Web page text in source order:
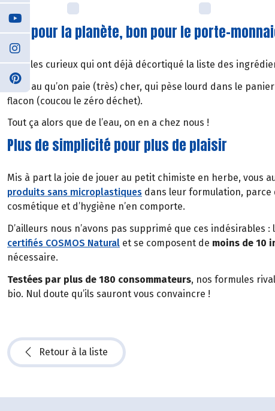
Bon pour la planète, bon pour le porte-
Pour les curieux qui ont déjà décortiqué la liste des
De l’eau qu’on paie (très) cher, qui pèse lourd dans le
flacon (coucou le zéro déchet).
Tout ça alors que de l’eau, on en a chez nous !
Plus de simplicité pour plus de plaisir
Mis à part la joie de jouer au petit chimiste en herbe, vous
produits sans microplastiques dans leur formulation, parce
cosmétique et d’hygiène n’en comporte.
D’ailleurs nous n’avons pas supprimé que ces
certifiés COSMOS Natural et se composent de moins de 10
nécessaire.
Testées par plus de 180 consommateurs, nos formules
bio. Nul doute qu’ils sauront vous convaincre !
Retour à la liste